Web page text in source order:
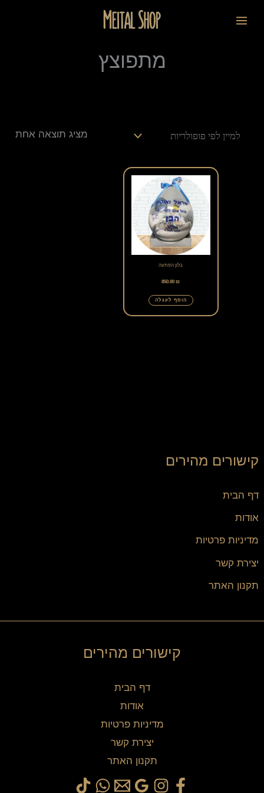
לתוכן
מתפוצץ
קישורים מהירים
דף הבית
אודות
מדיניות פרטיות
יצירת קשר
תקנון האתר
מציג תוצאה אחת
בלון הפתעה
850.00₪
הוסף לעגלה
למוצר
זה
יש
מספר
סוגים.
את
קישורים מהירים
דף הבית
אודות
מדיניות פרטיות
יצירת קשר
תקנון האתר